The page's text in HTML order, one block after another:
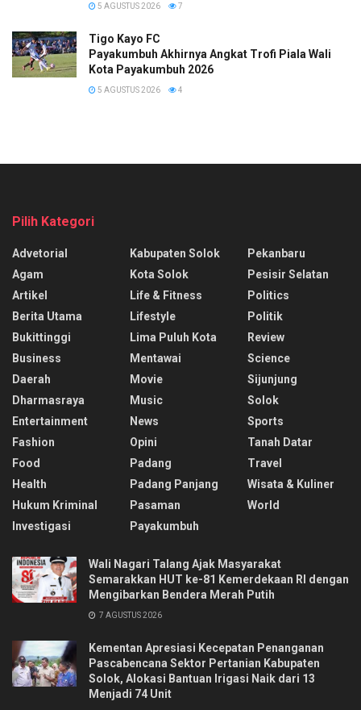
5 AGUSTUS 2026 7
Tigo Kayo FC
Payakumbuh Akhirnya Angkat Trofi Piala Wali
Kota Payakumbuh 2026
5 AGUSTUS 2026 4
Pilih Kategori
Advetorial
Agam
Artikel
Berita Utama
Bukittinggi
Business
Daerah
Dharmasraya
Entertainment
Fashion
Food
Health
Hukum Kriminal
Investigasi
Kabupaten Solok
Kota Solok
Life & Fitness
Lifestyle
Lima Puluh Kota
Mentawai
Movie
Music
News
Opini
Padang
Padang Panjang
Pasaman
Payakumbuh
Pekanbaru
Pesisir Selatan
Politics
Politik
Review
Science
Sijunjung
Solok
Sports
Tanah Datar
Travel
Wisata & Kuliner
World
Wali Nagari Talang Ajak Masyarakat
Semarakkan HUT ke-81 Kemerdekaan RI dengan
Mengibarkan Bendera Merah Putih
7 AGUSTUS 2026
Kementan Apresiasi Kecepatan Penanganan
Pascabencana Sektor Pertanian Kabupaten
Solok, Alokasi Bantuan Irigasi Naik dari 13
Menjadi 74 Unit